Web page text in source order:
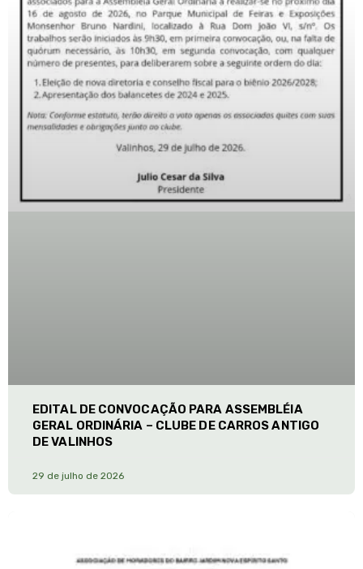
EDITAL DE CONVOCAÇÃO PARA ASSEMBLÉIA
GERAL ORDINÁRIA – CLUBE DE CARROS ANTIGO
DE VALINHOS
29 de julho de 2026